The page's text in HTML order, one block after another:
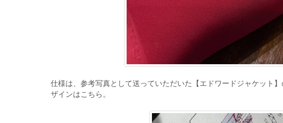
仕様は、参考写真として送っていただいた【エドワードジャケット
ザインはこちら。